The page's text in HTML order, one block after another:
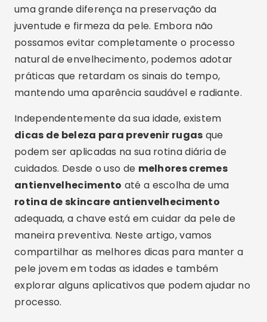
uma grande diferença na preservação da
juventude e firmeza da pele. Embora não
possamos evitar completamente o processo
natural de envelhecimento, podemos adotar
práticas que retardam os sinais do tempo,
mantendo uma aparência saudável e radiante.
Independentemente da sua idade, existem
dicas de beleza para prevenir rugas que
podem ser aplicadas na sua rotina diária de
cuidados. Desde o uso de melhores cremes
antienvelhecimento até a escolha de uma
rotina de skincare antienvelhecimento
adequada, a chave está em cuidar da pele de
maneira preventiva. Neste artigo, vamos
compartilhar as melhores dicas para manter a
pele jovem em todas as idades e também
explorar alguns aplicativos que podem ajudar no
processo.